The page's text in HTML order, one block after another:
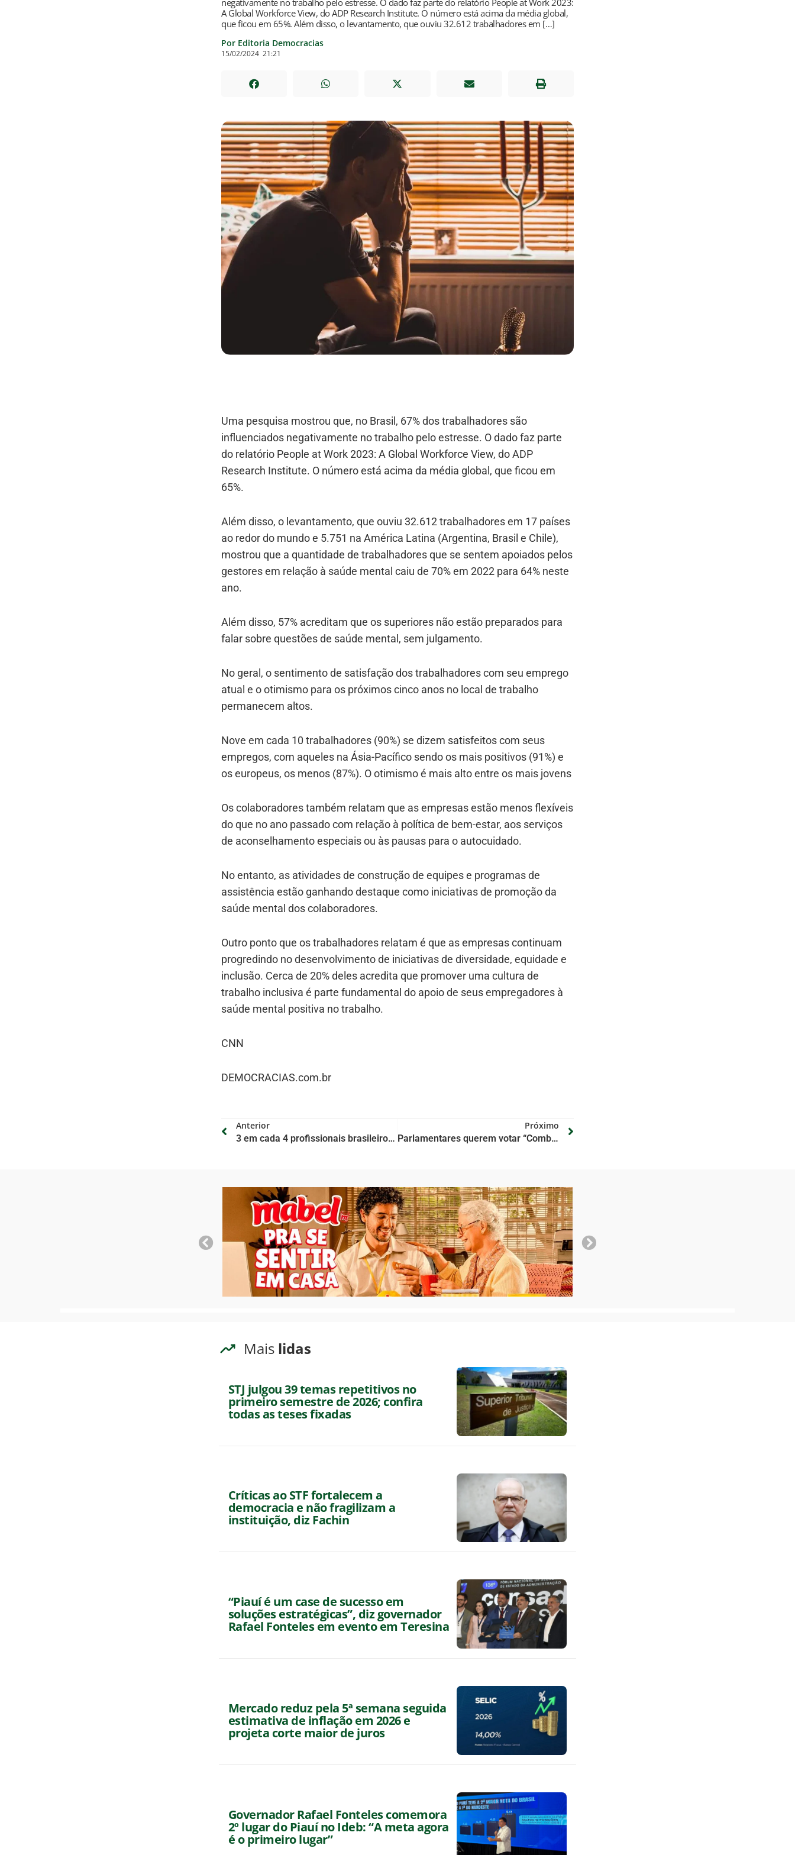
negativamente no trabalho pelo estresse. O dado faz parte do relatório People at Work 2023:
A Global Workforce View, do ADP Research Institute. O número está acima da média global,
que ficou em 65%. Além disso, o levantamento, que ouviu 32.612 trabalhadores em […]
Por Editoria Democracias
15/02/2024 21:21
Uma pesquisa mostrou que, no Brasil, 67% dos trabalhadores são
influenciados negativamente no trabalho pelo estresse. O dado faz parte
do relatório People at Work 2023: A Global Workforce View, do ADP
Research Institute. O número está acima da média global, que ficou em
65%.
Além disso, o levantamento, que ouviu 32.612 trabalhadores em 17 países
ao redor do mundo e 5.751 na América Latina (Argentina, Brasil e Chile),
mostrou que a quantidade de trabalhadores que se sentem apoiados pelos
gestores em relação à saúde mental caiu de 70% em 2022 para 64% neste
ano.
Além disso, 57% acreditam que os superiores não estão preparados para
falar sobre questões de saúde mental, sem julgamento.
No geral, o sentimento de satisfação dos trabalhadores com seu emprego
atual e o otimismo para os próximos cinco anos no local de trabalho
permanecem altos.
Nove em cada 10 trabalhadores (90%) se dizem satisfeitos com seus
empregos, com aqueles na Ásia-Pacífico sendo os mais positivos (91%) e
os europeus, os menos (87%). O otimismo é mais alto entre os mais jovens
Os colaboradores também relatam que as empresas estão menos flexíveis
do que no ano passado com relação à política de bem-estar, aos serviços
de aconselhamento especiais ou às pausas para o autocuidado.
No entanto, as atividades de construção de equipes e programas de
assistência estão ganhando destaque como iniciativas de promoção da
saúde mental dos colaboradores.
Outro ponto que os trabalhadores relatam é que as empresas continuam
progredindo no desenvolvimento de iniciativas de diversidade, equidade e
inclusão. Cerca de 20% deles acredita que promover uma cultura de
trabalho inclusiva é parte fundamental do apoio de seus empregadores à
saúde mental positiva no trabalho.
CNN
DEMOCRACIAS.com.br
Anterior
3 em cada 4 profissionais brasileiros acreditam que a IA substituirá seus empregos, revela pesquisa
Próximo
Parlamentares querem votar “Combustível do Futuro” ainda no primeiro semestre de 2024
Mais lidas
STJ julgou 39 temas repetitivos no
primeiro semestre de 2026; confira
todas as teses fixadas
Críticas ao STF fortalecem a
democracia e não fragilizam a
instituição, diz Fachin
“Piauí é um case de sucesso em
soluções estratégicas”, diz governador
Rafael Fonteles em evento em Teresina
Mercado reduz pela 5ª semana seguida
estimativa de inflação em 2026 e
projeta corte maior de juros
Governador Rafael Fonteles comemora
2º lugar do Piauí no Ideb: “A meta agora
é o primeiro lugar”